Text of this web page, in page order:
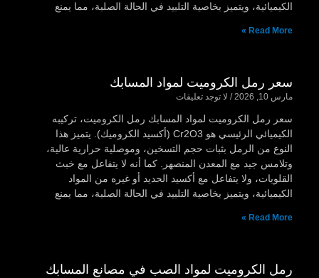
الكيميائية، ويتميز بخاصية التلبيد في الحالة الصلبة، مما يمنع
Read More »
سعر رمل الكروميت لمواد المسابك
مارس 10, 2026 لا توجد تعليقات
سعر رمل الكروميت لمواد المسابك رمل الكروميت، تركيبه
الكيميائي الرئيسي هو Cr2O3 (أكسيد الكروميك). يتميز هذا
النوع من الرمل بثبات حجم التسخين، وموصلية حرارية عالية،
وتلامس جيد مع المعدن المنصهر. كما أنه لا يتفاعل مع خبث
القلويات، ولا يتفاعل مع أكسيد الحديد أو غيره من المواد
الكيميائية، ويتميز بخاصية التلبيد في الحالة الصلبة، مما يمنع
Read More »
رمل الكروميت لمواد الصب في مصانع المسابك